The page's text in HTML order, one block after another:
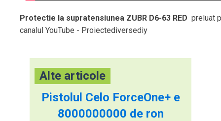
Protectie la supratensiunea ZUBR D6-63 RED preluat
canalul YouTube - Proiectediversediy
Alte articole
Pistolul Celo ForceOne+ e
8000000000 de ron